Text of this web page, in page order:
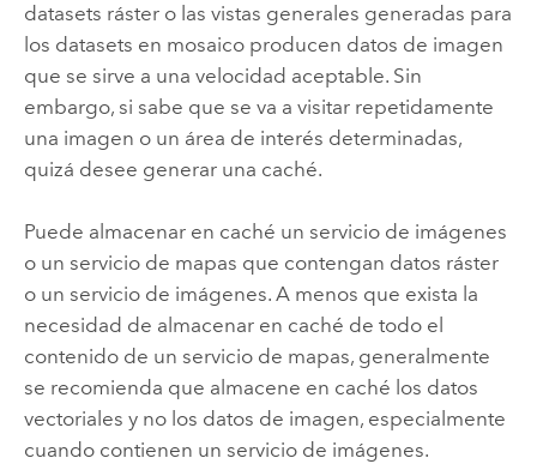
datasets ráster o las vistas generales generadas para
los datasets en mosaico producen datos de imagen
que se sirve a una velocidad aceptable. Sin
embargo, si sabe que se va a visitar repetidamente
una imagen o un área de interés determinadas,
quizá desee generar una caché.
Puede almacenar en caché un servicio de imágenes
o un servicio de mapas que contengan datos ráster
o un servicio de imágenes. A menos que exista la
necesidad de almacenar en caché de todo el
contenido de un servicio de mapas, generalmente
se recomienda que almacene en caché los datos
vectoriales y no los datos de imagen, especialmente
cuando contienen un servicio de imágenes.